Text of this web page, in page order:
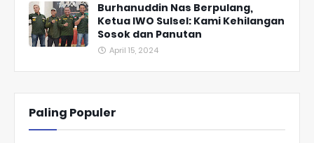
Burhanuddin Nas Berpulang,
Ketua IWO Sulsel: Kami Kehilangan
Sosok dan Panutan
April 15, 2024
Paling Populer